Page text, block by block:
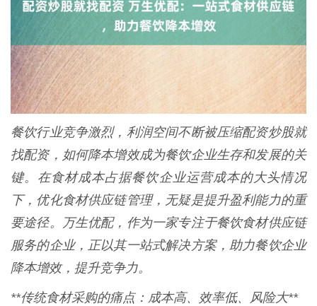
餐饮行业竞争激烈，利润空间不断被压缩配资炒股就
找配资，如何降本增效成为餐饮企业生存和发展的关
键。在食材成本占据餐饮企业运营成本的大头情况
下，优化食材供应链管理，无疑是提升盈利能力的重
要途径。万生优配，作为一家专注于餐饮食材供应链
服务的企业，正以其一站式解决方案，助力餐饮企业
降本增效，提升竞争力。
**传统食材采购的痛点：成本高、效率低、风险大**